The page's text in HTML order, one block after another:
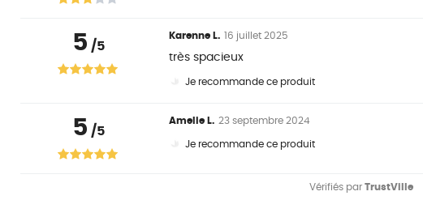
5 /5
Karenne L. 16 juillet 2025
très spacieux
Je recommande ce produit
5 /5
Amelie L. 23 septembre 2024
Je recommande ce produit
Vérifiés par TrustVille